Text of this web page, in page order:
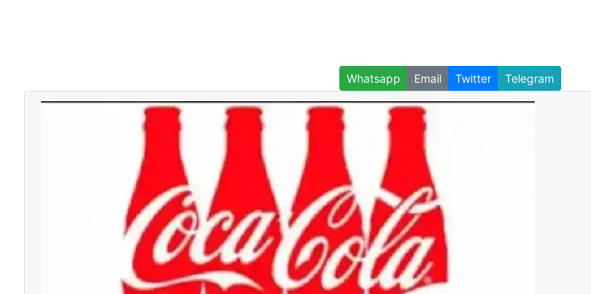
Whatsapp Email Twitter Telegram